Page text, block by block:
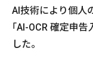
AI技術により個⼈
｢AI-OCR 確定申
した。